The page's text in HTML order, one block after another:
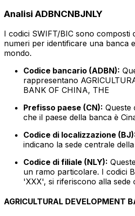
Analisi ADBNCNBJNLY
I codici SWIFT/BIC sono composti
numeri per identificare una banca
mondo.
Codice bancario (ADBN):
rappresentano
BANK OF CHINA, THE
Prefisso paese (CN): Queste
che il paese della banca è
Codice di localizzazione
indicano la sede centrale
Codice di filiale (NLY):
un ramo particolare. I codici
'XXX', si riferiscono alla sede
AGRICULTURAL DEVELOPMENT